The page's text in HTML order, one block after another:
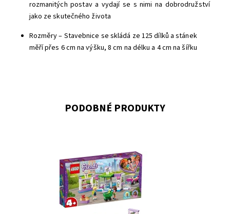
rozmanitých postav a vydají se s nimi na dobrodružství
jako ze skutečného života
Rozměry – Stavebnice se skládá ze 125 dílků a stánek
měří přes 6 cm na výšku, 8 cm na délku a 4 cm na šířku
PODOBNÉ PRODUKTY
Nechte své dítě hrát si na nakupování s tímto modelem
Dostupnost:
Skladem3
5907
LEGO